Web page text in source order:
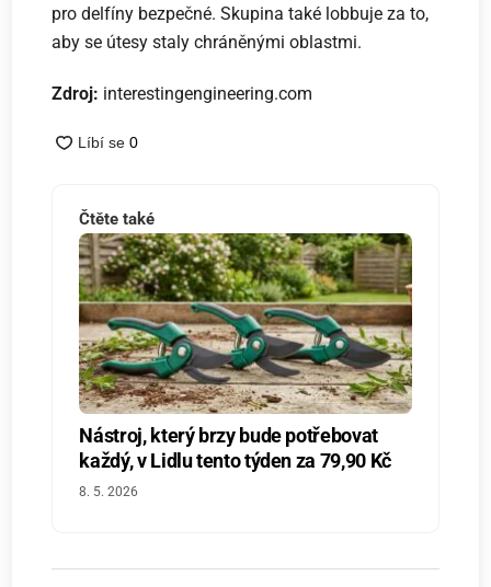
pro delfíny bezpečné. Skupina také lobbuje za to,
aby se útesy staly chráněnými oblastmi.
Zdroj: interestingengineering.com
Čtěte také
Nástroj, který brzy bude potřebovat
každý, v Lidlu tento týden za 79,90 Kč
8. 5. 2026